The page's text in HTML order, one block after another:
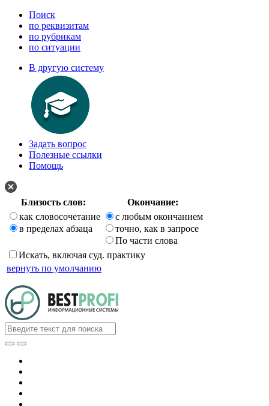
Поиск
по реквизитам
по рубрикам
по ситуации
В другую систему
Задать вопрос
Полезные ссылки
Помощь
Близость слов:
Окончание:
как словосочетание
в пределах абзаца
с любым окончанием
точно, как в запросе
По части слова
Искать, включая суд. практику
вернуть по умолчанию